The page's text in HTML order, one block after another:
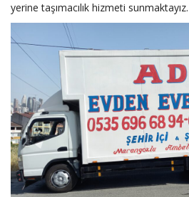
yerine taşımacılık hizmeti sunmaktayız.